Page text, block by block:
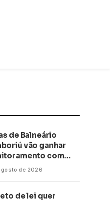
de Balneário
vão ganhar
com
artificial
de 2026
de lei quer